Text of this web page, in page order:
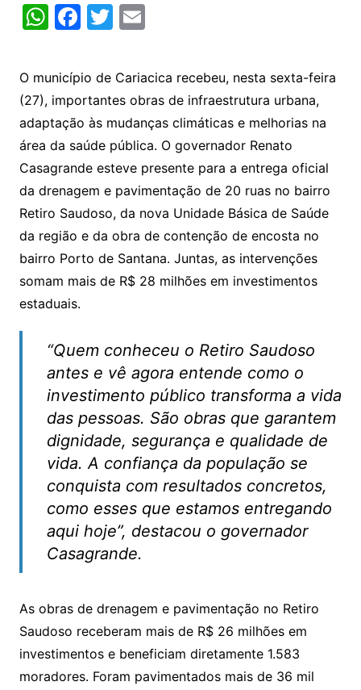
W
at
s
A
p
p
F
c
e
b
o
o
k
T
itt
er
E
ai
l
O município de Cariacica recebeu, nesta sexta-feira
(27), importantes obras de infraestrutura urbana,
adaptação às mudanças climáticas e melhorias na
área da saúde pública. O governador Renato
Casagrande esteve presente para a entrega oficial
da drenagem e pavimentação de 20 ruas no bairro
Retiro Saudoso, da nova Unidade Básica de Saúde
da região e da obra de contenção de encosta no
bairro Porto de Santana. Juntas, as intervenções
somam mais de R$ 28 milhões em investimentos
estaduais.
“Quem conheceu o Retiro Saudoso
antes e vê agora entende como o
investimento público transforma a vida
das pessoas. São obras que garantem
dignidade, segurança e qualidade de
vida. A confiança da população se
conquista com resultados concretos,
como esses que estamos entregando
aqui hoje”, destacou o governador
Casagrande.
As obras de drenagem e pavimentação no Retiro
Saudoso receberam mais de R$ 26 milhões em
investimentos e beneficiam diretamente 1.583
moradores. Foram pavimentados mais de 36 mil